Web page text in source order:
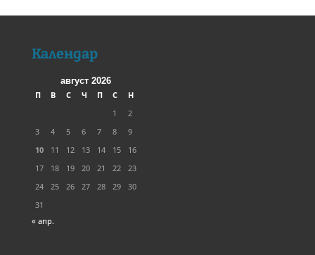
Календар
август 2026
П
В С Ч П С
Н
1
2
3
4 5 6 7 8
9
10
11 12 13 14 15
16
17
18 19 20 21 22
23
24
25 26 27 28 29
30
31
« апр.